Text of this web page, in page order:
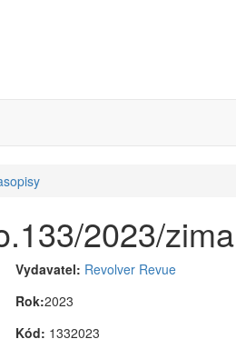
2023/zima
Vydavatel: Revolver Revue
Rok:2023
Kód: 1332023